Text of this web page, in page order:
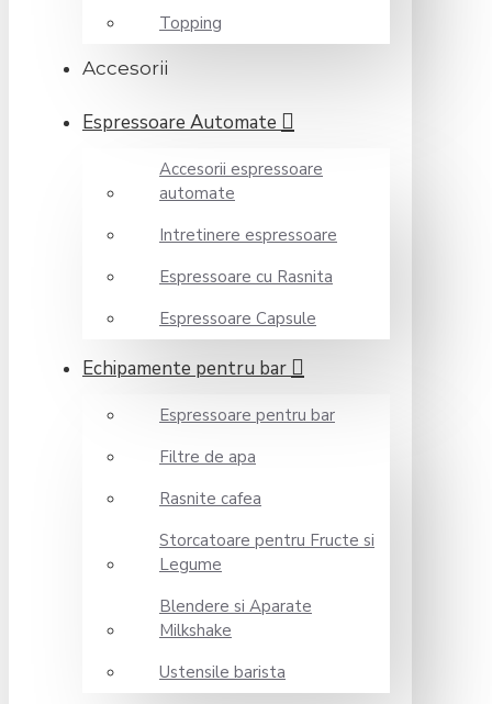
Topping
Accesorii
Espressoare Automate
Accesorii espressoare
automate
Intretinere espressoare
Espressoare cu Rasnita
Espressoare Capsule
Echipamente pentru bar
Espressoare pentru bar
Filtre de apa
Rasnite cafea
Storcatoare pentru Fructe si
Legume
Blendere si Aparate
Milkshake
Ustensile barista